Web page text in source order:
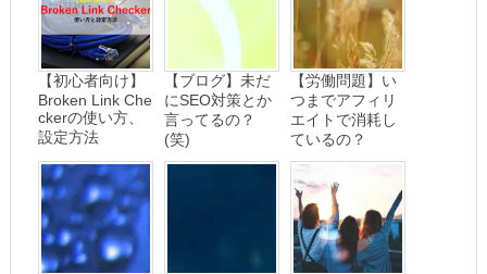
【初心者向け】
Broken Link Che
ckerの使い方、
設定方法
【ブログ】未だ
にSEO対策とか
言ってるの？
(笑)
【労働問題】い
つまでアフィリ
エイトで消耗し
ているの？